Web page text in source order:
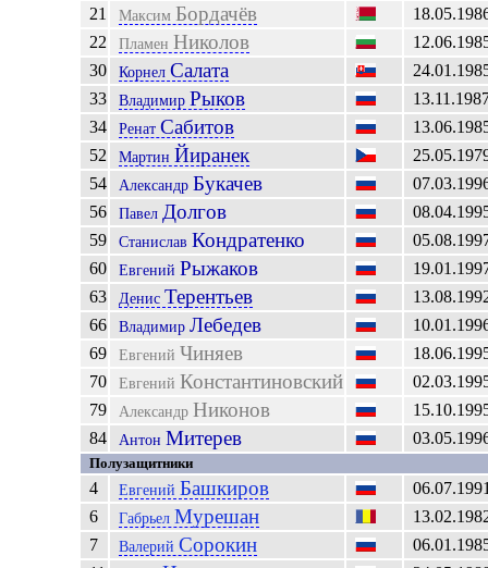
21
Максим Бордачёв
22
Пламен Николов
30
Корнел Салата
33
Владимир Рыков
34
Ренат Сабитов
52
Мартин Йиранек
54
Александр Букачев
56
Павел Долгов
59
Станислав Кондратенко
60
Евгений Рыжаков
63
Денис Терентьев
66
Владимир Лебедев
69
Евгений Чиняев
70
Евгений Константиновский
79
Александр Никонов
84
Антон Митерев
Полузащитники
4 Евгений Башкиров
6
Габрьел Мурешан
7
Валерий Сорокин